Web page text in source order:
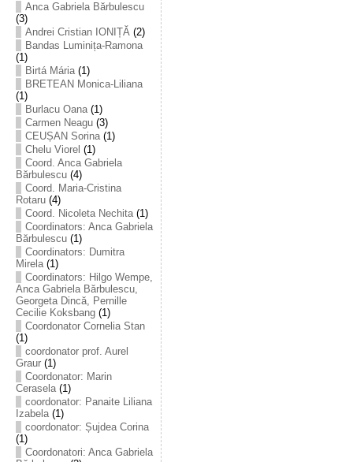
Anca Gabriela Bărbulescu
(3)
Andrei Cristian IONIȚĂ(2)
Bandas Luminița-Ramona
(1)
Birtá Mária(1)
BRETEAN Monica-Liliana
(1)
Burlacu Oana(1)
Carmen Neagu(3)
CEUȘAN Sorina(1)
Chelu Viorel (1)
Coord. Anca Gabriela
Bărbulescu(4)
Coord. Maria-Cristina
Rotaru(4)
Coord. Nicoleta Nechita(1)
Coordinators: Anca Gabriela
Bărbulescu(1)
Coordinators: Dumitra
Mirela(1)
Coordinators: Hilgo Wempe,
Anca Gabriela Bărbulescu,
Georgeta Dincă, Pernille
Cecilie Koksbang(1)
Coordonator Cornelia Stan
(1)
coordonator prof. Aurel
Graur(1)
Coordonator: Marin
Cerasela(1)
coordonator: Panaite Liliana
Izabela(1)
coordonator: Șujdea Corina
(1)
Coordonatori: Anca Gabriela